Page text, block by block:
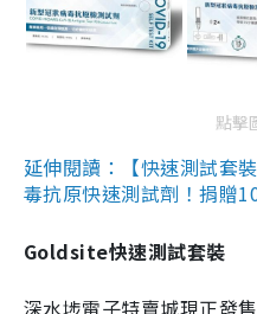
點擊
延伸閱讀：【快速測試套
毒抗原快速測試劑！捐贈
Goldsite快速測試套裝
深水埗電子特賣城現正發